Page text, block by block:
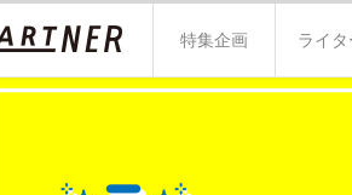
特集企画 ライタ